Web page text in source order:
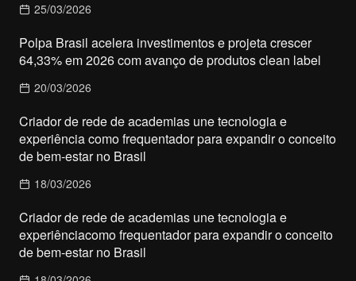
25/03/2026
Polpa Brasil acelera investimentos e projeta crescer
64,33% em 2026 com avanço de produtos clean label
20/03/2026
Criador de rede de academias une tecnologia e
experiência como frequentador para expandir o conceito
de bem-estar no Brasil
18/03/2026
Criador de rede de academias une tecnologia e
experiênciacomo frequentador para expandir o conceito
de bem-estar no Brasil